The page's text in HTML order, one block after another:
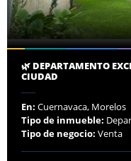
🌿 DEPARTAMENTO
CIUDAD
En: Cuernavaca, Morelos
Tipo de inmueble:
Tipo de negocio: Venta